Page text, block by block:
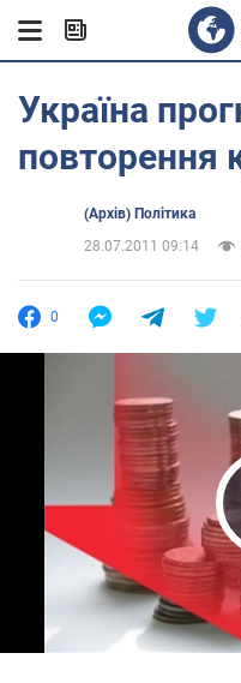
Україна
повторення
(Архів) Політика
28.07.2011 09:14
0